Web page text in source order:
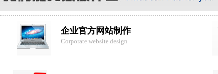
企业官方网站制作
Corporate website design